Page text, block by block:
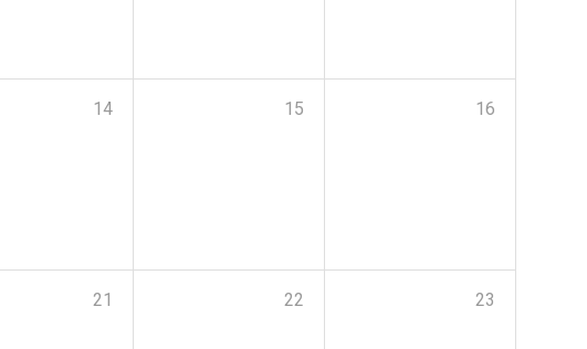
14 15 16
21 22 23